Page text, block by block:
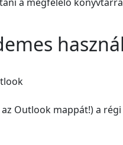
Outlook mappát!) a